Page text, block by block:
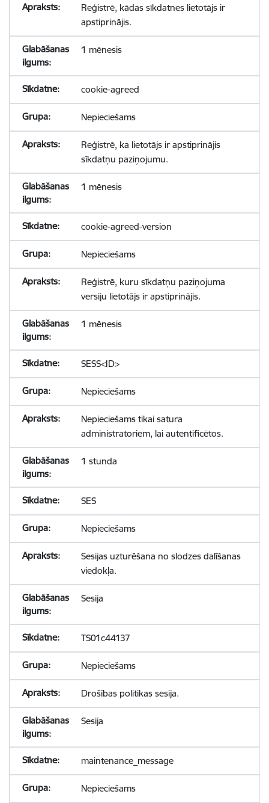
Reģistrē, kādas sīkdatnes lietotājs ir
apstiprinājis.
1 mēnesis
cookie-agreed
Nepieciešams
Reģistrē, ka lietotājs ir apstiprinājis
sīkdatņu paziņojumu.
1 mēnesis
cookie-agreed-version
Nepieciešams
Reģistrē, kuru sīkdatņu paziņojuma
versiju lietotājs ir apstiprinājis.
1 mēnesis
SESS<ID>
Nepieciešams
Nepieciešams tikai satura
administratoriem, lai autentificētos.
1 stunda
SES
Nepieciešams
Sesijas uzturēšana no slodzes dalīšanas
viedokļa.
Sesija
TS01c44137
Nepieciešams
Drošības politikas sesija.
Sesija
maintenance_message
Nepieciešams